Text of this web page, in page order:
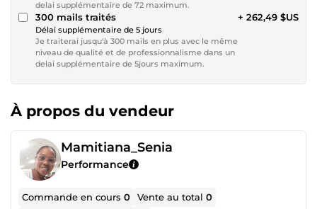
delai supplémentaire de 72 maximum.
300 mails traités
Délai supplémentaire de 5 jours
Je traiterai jusqu'à 300 mails en plus avec le même
niveau de qualité et de professionnalisme dans un
delai supplémentaire de 5jours maximum.
+ 262,49 $US
À propos du vendeur
Mamitiana_Senia
Performance
Commande en cours0 Vente au total0